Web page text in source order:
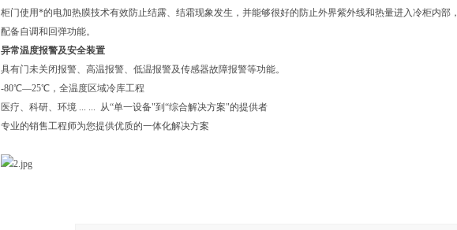
柜门使用*的电加热膜技术有效防止结露、结霜现象发生，并能够很好的防止外界紫外线和热量进入冷柜内部，
配备自调和回弹功能。
异常温度报警及安全装置
具有门未关闭报警、高温报警、低温报警及传感器故障报警等功能。
-80℃—25℃，全温度区域冷库工程
医疗、科研、环境 ... ... 从“单一设备"到“综合解决方案"的提供者
专业的销售工程师为您提供优质的一体化解决方案